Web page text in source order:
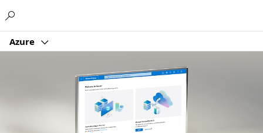
Azure